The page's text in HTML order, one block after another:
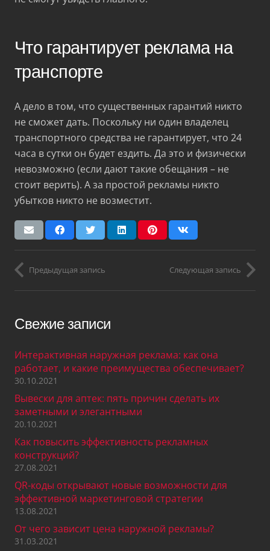
Что гарантирует реклама на
транспорте
А дело в том, что существенных гарантий никто
не сможет дать. Поскольку ни один владелец
транспортного средства не гарантирует, что 24
часа в сутки он будет ездить. Да это и физически
невозможно (если дают такие обещания – не
стоит верить). А за простой рекламы никто
убытков никто не возместит.
Предыдущая запись Следующая запись
Свежие записи
Интерактивная наружная реклама: как она
работает, и какие преимущества обеспечивает?
30.10.2021
Вывески для аптек: пять причин сделать их
заметными и элегантными
20.10.2021
Как повысить эффективность рекламных
конструкций?
27.08.2021
QR-коды открывают новые возможности для
эффективной маркетинговой стратегии
13.08.2021
От чего зависит цена наружной рекламы?
31.03.2021